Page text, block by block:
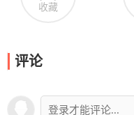
收藏
评论